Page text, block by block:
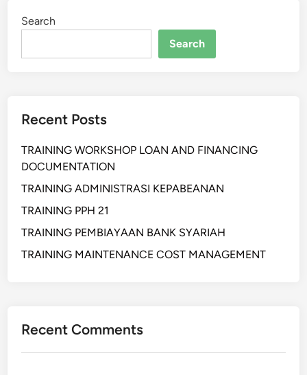
Search
Search
Recent Posts
TRAINING WORKSHOP LOAN AND FINANCING
DOCUMENTATION
TRAINING ADMINISTRASI KEPABEANAN
TRAINING PPH 21
TRAINING PEMBIAYAAN BANK SYARIAH
TRAINING MAINTENANCE COST MANAGEMENT
Recent Comments